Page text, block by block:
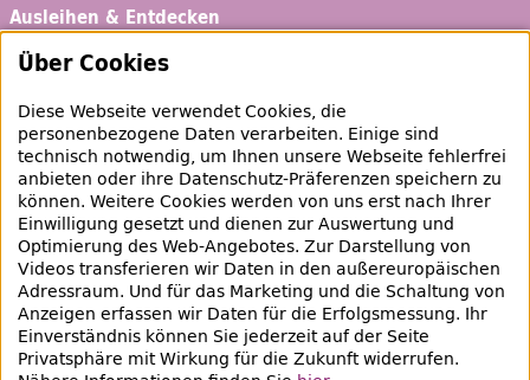
Ausleihen & Entdecken
Schaufenster
Bibliotheksausweis
Highlights
Veranstaltungen & Lernangebote
Veranstaltungsübersicht
Lern- und Beratungsangebote
Über Cookies
Diese Webseite verwendet Cookies, die
personenbezogene Daten verarbeiten. Einige sind
technisch notwendig, um Ihnen unsere Webseite fehlerfrei
anbieten oder ihre Datenschutz-Präferenzen speichern zu
können. Weitere Cookies werden von uns erst nach Ihrer
Einwilligung gesetzt und dienen zur Auswertung und
Optimierung desWeb-Angebotes. Zur Darstellung von
Videos transferieren wir Daten in den außereuropäischen
Adressraum. Und für das Marketing und die Schaltung von
Anzeigen erfassen wir Daten für die Erfolgsmessung. Ihr
Einverständnis können Sie jederzeit auf der Seite
Privatsphäre mit Wirkung für die Zukunft widerrufen.